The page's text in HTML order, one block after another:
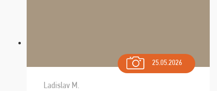
25.05.2026
Ladislav M.